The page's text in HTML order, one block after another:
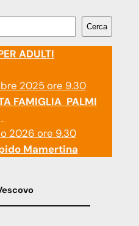
Cerca
ADULTI
2025 ore 9.30
FAMIGLIA PALMI
2026 ore 9.30
Mamertina